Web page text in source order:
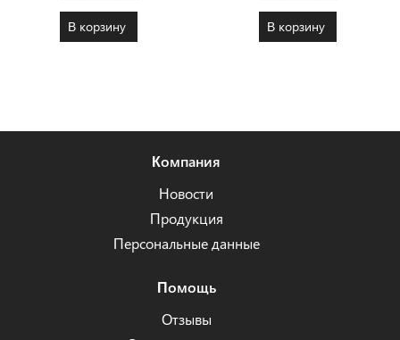
В корзину В корзину
Компания
Новости
Продукция
Персональные данные
Помощь
Отзывы